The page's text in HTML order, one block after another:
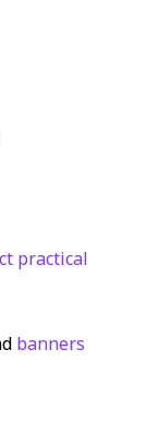
practical
banners